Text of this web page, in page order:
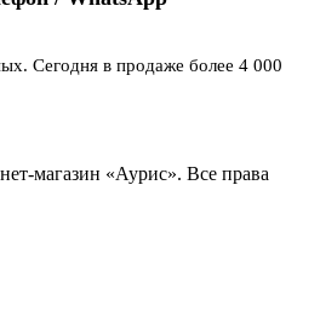
Сегодня в продаже более 4 000
магазин «Аурис». Все права